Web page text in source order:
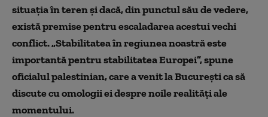
situația în teren și dacă, din punctul său de vedere,
există premise pentru escaladarea acestui vechi
conflict. „Stabilitatea în regiunea noastră este
importantă pentru stabilitatea Europei”, spune
oficialul palestinian, care a venit la București ca să
discute cu omologii ei despre noile realități ale
momentului.